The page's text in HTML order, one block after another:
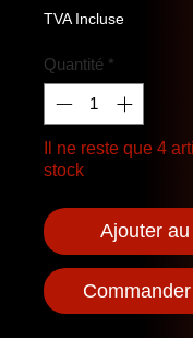
TVA Incluse
Quantité *
Il ne reste que 4
stock
Ajouter